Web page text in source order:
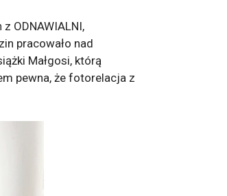
ODNAWIALNI,
pracowało nad
Małgosi, którą
pewna, że fotorelacja z